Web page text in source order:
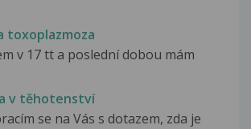
toxoplazmoza
v 17 tt a poslední dobou mám
v těhotenství
se na Vás s dotazem, zda je